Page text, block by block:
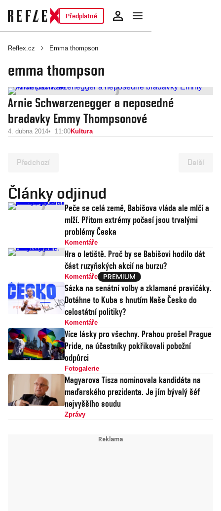
Předplatné
Reflex.cz Emma thompson
emma thompson
Arnie Schwarzenegger a neposedné
bradavky Emmy Thompsonové
4. dubna 2014 11:00Kultura
Předchozí Další
Články odjinud
Peče se celá země, Babišova vláda ale mlčí a
mlží. Přitom extrémy počasí jsou trvalými
problémy Česka
Komentáře
Hra o letiště. Proč by se Babišovi hodilo dát
část ruzyňských akcií na burzu?
Komentáře
Sázka na senátní volby a zklamané pravičáky.
Dotáhne to Kuba s hnutím Naše Česko do
celostátní politiky?
Komentáře
Více lásky pro všechny. Prahou prošel Prague
Pride, na účastníky pokřikovali pobožní
odpůrci
Fotogalerie
Magyarova Tisza nominovala kandidáta na
maďarského prezidenta. Je jím bývalý šéf
nejvyššího soudu
Zprávy